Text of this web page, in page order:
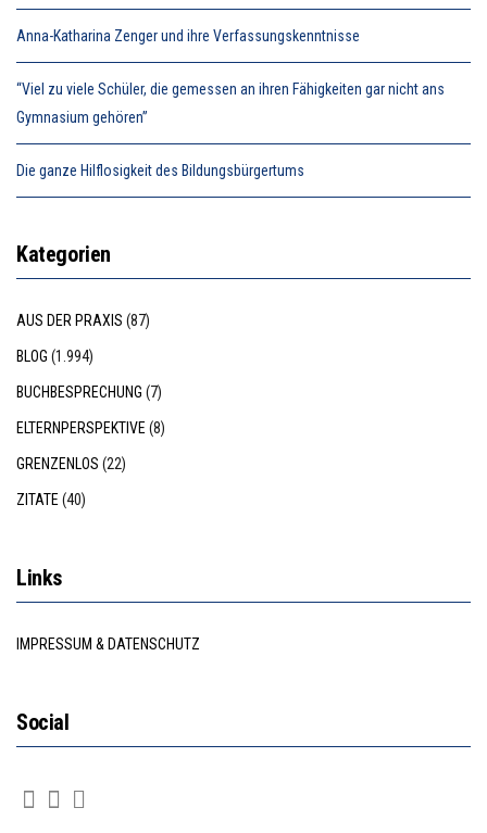
Anna-Katharina Zenger und ihre Verfassungskenntnisse
“Viel zu viele Schüler, die gemessen an ihren Fähigkeiten gar nicht ans
Gymnasium gehören”
Die ganze Hilflosigkeit des Bildungsbürgertums
Kategorien
AUS DER PRAXIS (87)
BLOG (1.994)
BUCHBESPRECHUNG (7)
ELTERNPERSPEKTIVE (8)
GRENZENLOS (22)
ZITATE (40)
Links
IMPRESSUM & DATENSCHUTZ
Social